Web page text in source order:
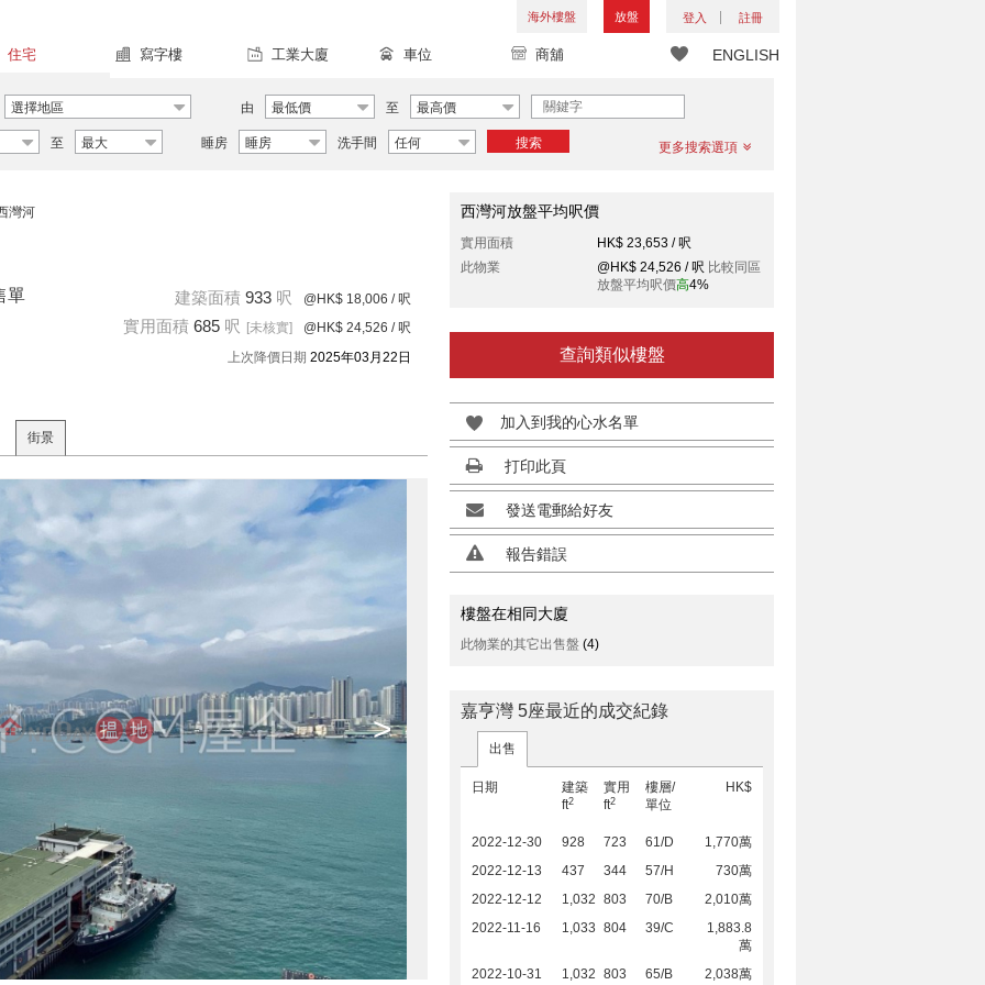
海外樓盤 放盤 登入 註冊
ENGLISH
住宅 寫字樓 工業大廈 車位 商舖
選擇地區 由 最低價 至 最高價
至 最大 睡房 睡房 洗手間 任何 搜索 更多搜索選項
灣河
單 建築面積 933 呎 @HK$ 18,006 / 呎
實用面積 685 呎 [未核實] @HK$ 24,526 / 呎
上次降價日期 2025年03月22日
街景
>
西灣河放盤平均呎價
實用面積
HK$ 23,653 / 呎
此物業
@HK$ 24,526 / 呎 比較同區
放盤平均呎價高4%
查詢類似樓盤
加入到我的心水名單
打印此頁
發送電郵給好友
報告錯誤
樓盤在相同大廈
此物業的其它出售盤 (4)
嘉亨灣 5座最近的成交紀錄
出售
日期
建築
ft2
實用
ft2
樓層/
單位
HK$
2022-12-30 928 723 61/D
1,770萬
2022-12-13
437 344 57/H
730萬
2022-12-12
1,032 803 70/B
2,010萬
2022-11-16
1,033 804 39/C
1,883.8
萬
2022-10-31
1,032 803 65/B 2,038萬